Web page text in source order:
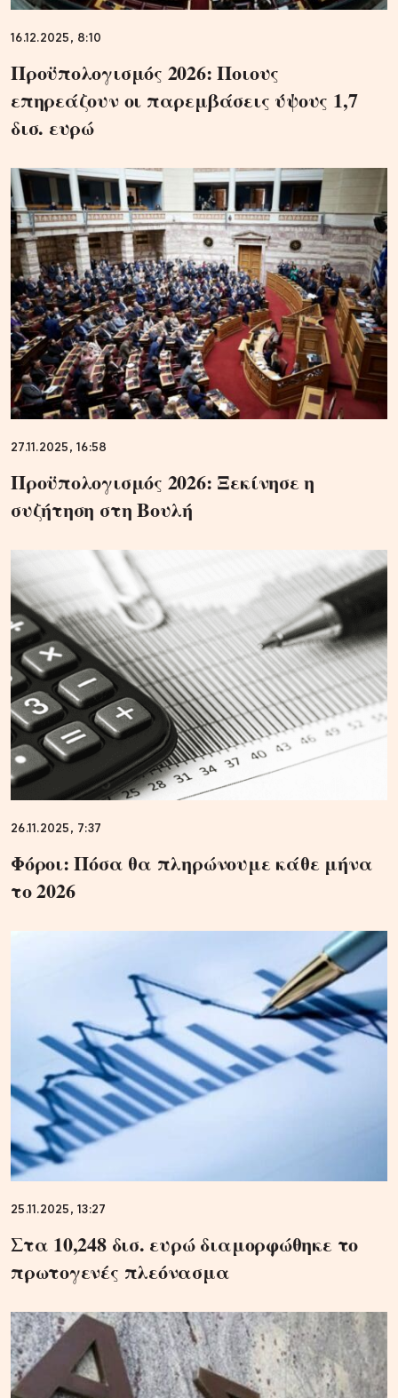
16.12.2025, 8:10
Προϋπολογισμός 2026: Ποιους
επηρεάζουν οι παρεμβάσεις ύψους 1,7
δισ. ευρώ
27.11.2025, 16:58
Προϋπολογισμός 2026: Ξεκίνησε η
συζήτηση στη Βουλή
26.11.2025, 7:37
Φόροι: Πόσα θα πληρώνουμε κάθε μήνα
το 2026
25.11.2025, 13:27
Στα 10,248 δισ. ευρώ διαμορφώθηκε το
πρωτογενές πλεόνασμα